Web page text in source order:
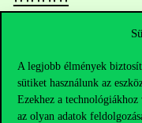
A legjobb élmények
sütiket használunk az
Ezekhez a
az olyan adatok
Telefonszám:+36 1 482